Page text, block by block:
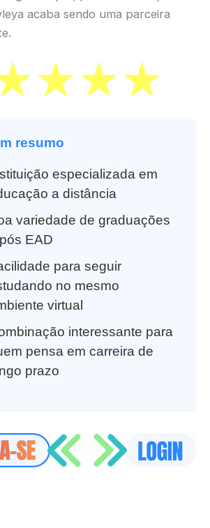
acaba sendo uma parceira
resumo
especializada em
a distância
variedade de graduações
EAD
para seguir
no mesmo
virtual
interessante para
pensa em carreira de
prazo